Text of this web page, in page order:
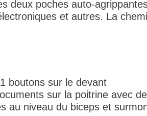
deux poches auto-
et autres. La
boutons sur le devant
sur la poitrine avec
au niveau du biceps et